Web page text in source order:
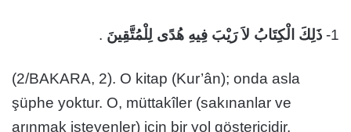
1- ذَلِكَ الْكِتَابُ لاَ رَيْبَ فِيهِ هُدًى لِلْمُتَّقِينَ .
(2/BAKARA, 2). O kitap (Kur’ân); onda asla
şüphe yoktur. O, müttakîler (sakınanlar ve
arınmak isteyenler) için bir yol göstericidir.